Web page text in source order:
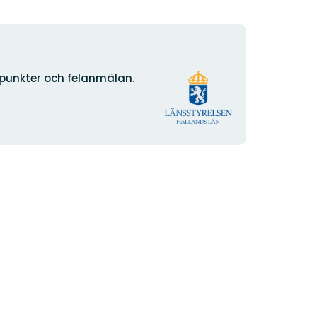
och felanmälan.
Organisationens
logotyp